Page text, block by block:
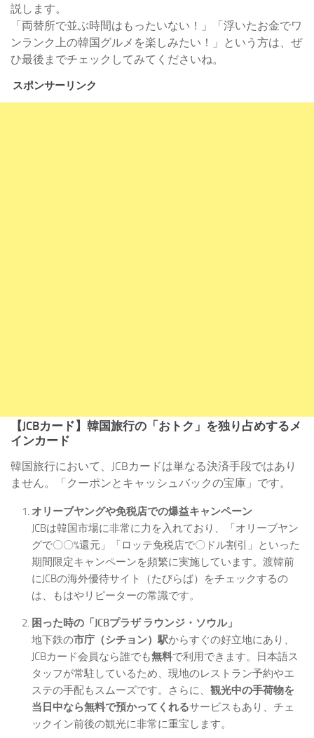
説します。
「両替所で並ぶ時間はもったいない！」「浮いたお金でワ
ンランク上の韓国グルメを楽しみたい！」という方は、ぜ
ひ最後までチェックしてみてくださいね。
スポンサーリンク
【JCBカード】韓国旅行の「おトク」を独り占めするメ
インカード
韓国旅行において、JCBカードは単なる決済手段ではあり
ません。「クーポンとキャッシュバックの宝庫」です。
オリーブヤングや免税店での爆益キャンペーン
JCBは韓国市場に非常に力を入れており、「オリーブヤン
グで〇〇%還元」「ロッテ免税店で〇ドル割引」といった
期間限定キャンペーンを頻繁に実施しています。渡韓前
にJCBの海外優待サイト（たびらば）をチェックするの
は、もはやリピーターの常識です。
困った時の「JCBプラザ ラウンジ・ソウル」
地下鉄の市庁（シチョン）駅からすぐの好立地にあり、
JCBカード会員なら誰でも無料で利用できます。日本語ス
タッフが常駐しているため、現地のレストラン予約やエ
ステの手配もスムーズです。さらに、 観光中の手荷物を
当日中なら無料で預かってくれるサービスもあり、チェ
ックイン前後の観光に非常に重宝します。